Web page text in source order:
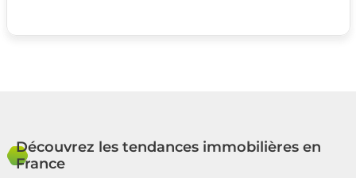
Découvrez les tendances immobilières en
France